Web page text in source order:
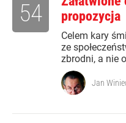
propozycja
Celem kary
ze
zbrodni, a nie
54
Jan